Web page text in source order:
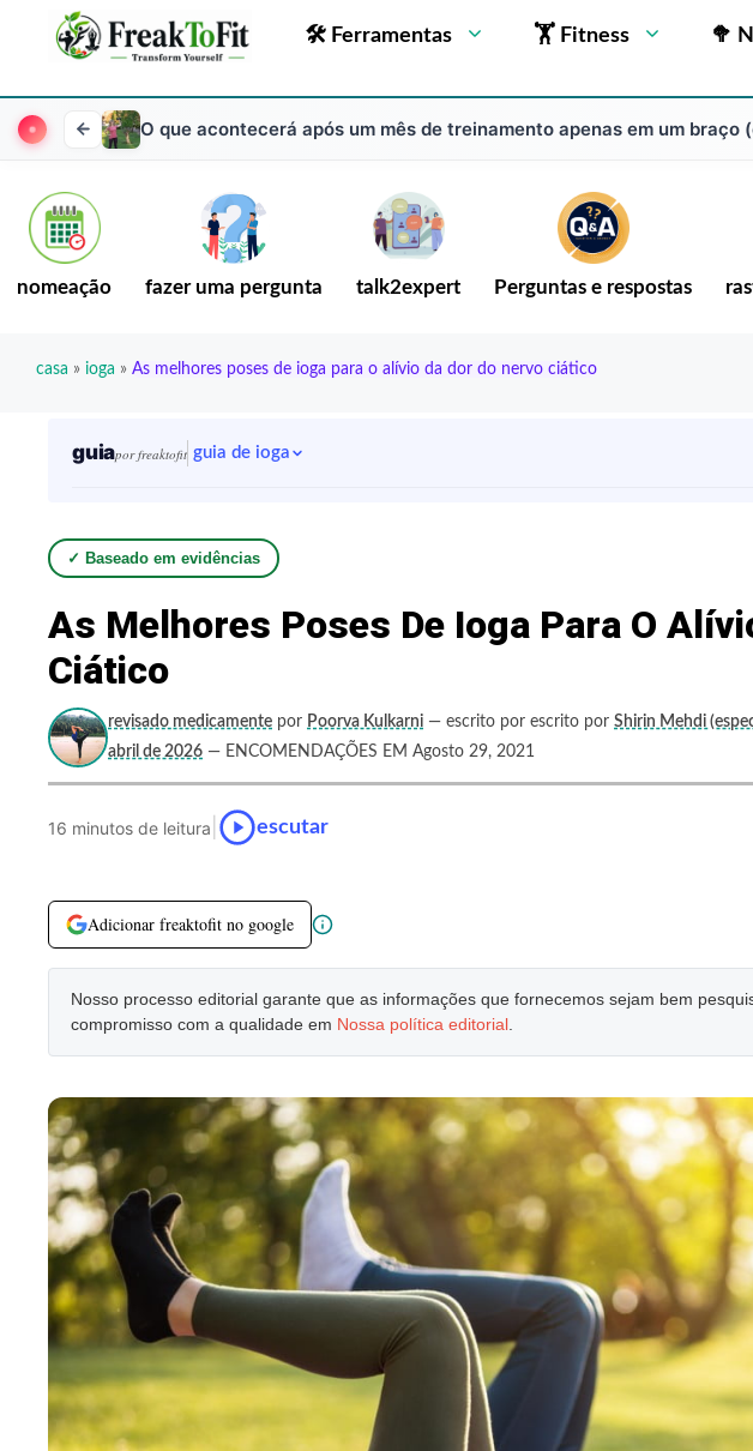
🛠 Ferramentas 🏋 Fitness 🥦
O que acontecerá após um mês de treinamento apenas em um braço
nomeação fazer uma pergunta talk2expert Perguntas e respostas
casa » ioga » As melhores poses de ioga para o alívio da dor do nervo ciático
guiapor freaktofit guia de ioga
✓ Baseado em evidências
As Melhores Poses De Ioga Para O
Ciático
revisado medicamente por Poorva Kulkarni — escrito por escrito por Shirin Mehdi
abril de 2026 — ENCOMENDAÇÕES EM Agosto 29, 2021
16 minutos de leitura escutar
Adicionar freaktofit no google
Nosso processo editorial garante que as informações que fornecemos sejam bem
compromisso com a qualidade em Nossa política editorial